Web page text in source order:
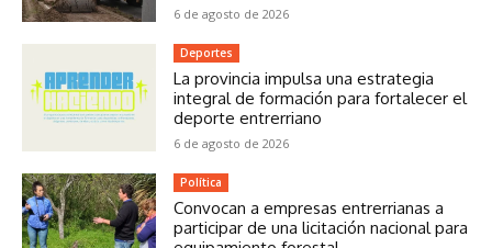
6 de agosto de 2026
Deportes
La provincia impulsa una estrategia
integral de formación para fortalecer el
deporte entrerriano
6 de agosto de 2026
Política
Convocan a empresas entrerrianas a
participar de una licitación nacional para